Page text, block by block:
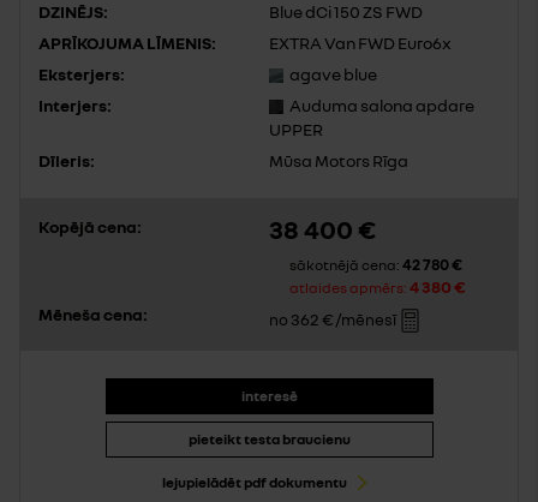
DZINĒJS:
Blue dCi 150 ZS FWD
APRĪKOJUMA LĪMENIS:
EXTRA Van FWD Euro6x
Eksterjers:
agave blue
Interjers:
Auduma salona apdare
UPPER
Dīleris:
Mūsa Motors Rīga
Kopējā cena: 38 400 €
sākotnējā cena: 42 780 €
atlaides apmērs: 4 380 €
Mēneša cena:
no 362 €/mēnesī
interesē
pieteikt testa braucienu
lejupielādēt pdf dokumentu